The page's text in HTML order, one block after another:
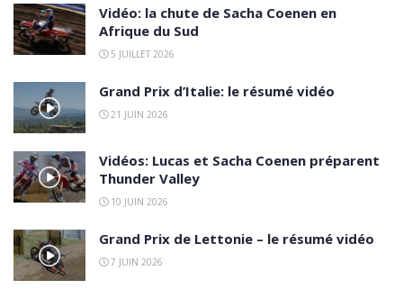
Vidéo: la chute de Sacha Coenen en
Afrique du Sud
5 JUILLET 2026
Grand Prix d’Italie: le résumé vidéo
21 JUIN 2026
Vidéos: Lucas et Sacha Coenen préparent
Thunder Valley
10 JUIN 2026
Grand Prix de Lettonie – le résumé vidéo
7 JUIN 2026